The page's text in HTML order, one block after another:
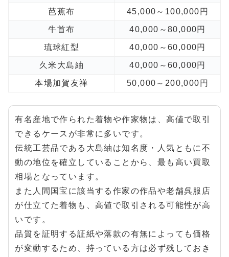
芭蕉布 45,000～100,000円
牛首布 40,000～80,000円
琉球紅型 40,000～60,000円
久米大島紬 40,000～60,000円
本場加賀友禅 50,000～200,000円
有名産地で作られた着物や作家物は、高値で取引
できるケースが非常に多いです。
伝統工芸品である大島紬は知名度・人気ともに不
動の地位を確立していることから、最も高い買取
相場となっています。
また人間国宝に該当する作家の作品や老舗呉服店
が仕立てた着物も、高値で取引される可能性が高
いです。
品質を証明する証紙や落款の有無によっても価格
が変動するため、持っている方は必ず残しておき